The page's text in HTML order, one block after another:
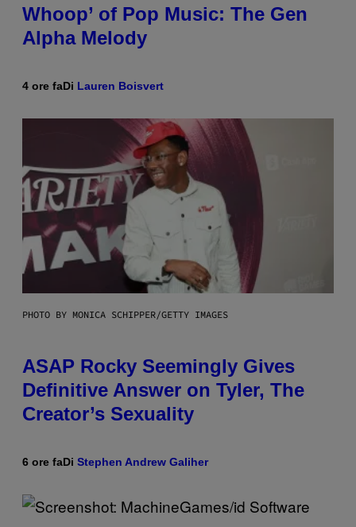
Whoop’ of Pop Music: The Gen
Alpha Melody
4 ore faDi Lauren Boisvert
PHOTO BY MONICA SCHIPPER/GETTY IMAGES
ASAP Rocky Seemingly Gives
Definitive Answer on Tyler, The
Creator’s Sexuality
6 ore faDi Stephen Andrew Galiher